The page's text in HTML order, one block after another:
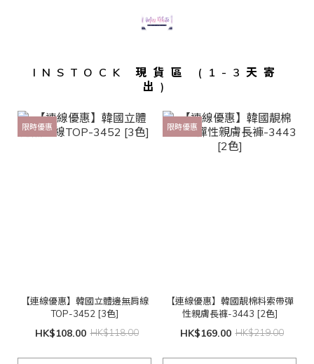
INSTOCK 現貨區 (1-3天寄
出)
限時優惠
【連線優惠】韓國立體邊無肩線
TOP-3452 [3色]
HK$108.00 HK$118.00
限時優惠
【連線優惠】韓國靚棉料索帶彈
性親膚長褲-3443 [2色]
HK$169.00 HK$219.00